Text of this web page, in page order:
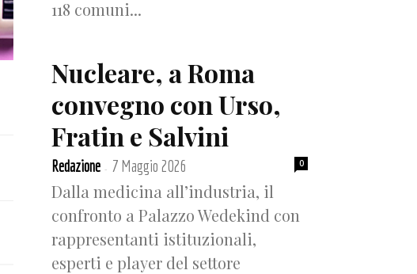
118 comuni...
Nucleare, a Roma
convegno con Urso,
Fratin e Salvini
Redazione - 7 Maggio 2026 0
Dalla medicina all’industria, il
confronto a Palazzo Wedekind con
rappresentanti istituzionali,
esperti e player del settore